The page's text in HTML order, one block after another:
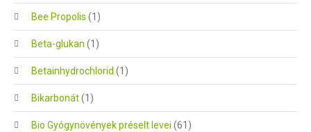
Bee Propolis (1)
Beta-glukan (1)
Betainhydrochlorid (1)
Bikarbonát(1)
Bio Gyógynövények préselt levei (61)